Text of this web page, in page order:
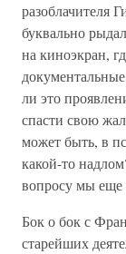
разоблачителя
буквально
на киноэкран,
ли это
спасти свою
может быть, в
какой-то
вопросу мы еще
Бок о бок с
старейших